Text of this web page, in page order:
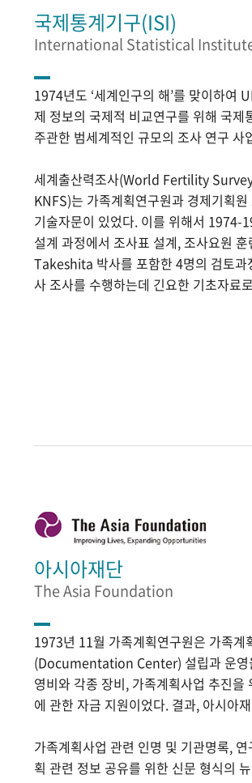
국제통계기구(ISI)
International Statistical
1974년도 ‘세계인구의 해’를 맞이하여
제 정보의 국제적 비교연구를 위해
주관한 범세계적인 규모의 조사 연구 사
세계출산력조사(World Fertility
KNFS)는 가족계획연구원과 경제기획
기술자문이 있었다. 이를 위해서 1974-
설계 과정에서 조사표 설계, 조사요원
Takeshita 박사를 포함한 4명의 검토과
사 조사를 수행하는데 긴요한 기초자료
아시아재단
The Asia Foundation
1973년 11월 가족계획연구원은 가족계
(Documentation Center) 설립과 운영
영비와 각종 장비, 가족계획사업 추진
에 관한 자금 지원이었다. 결과, 아시아
가족계획사업 관련 인명 및 기관명록,
획 관련 정보 공유를 위한 신문 형식의